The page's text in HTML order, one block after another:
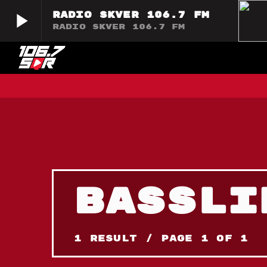
play_arrow Radio Skver 106.7 FM
Radio Skver 106.7 FM
play_arrow Radio Skver 106.7 FM
1 Result / Page 1 of 1